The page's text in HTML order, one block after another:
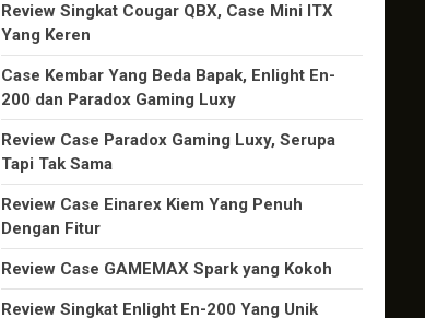
Review Singkat Cougar QBX, Case Mini ITX
Yang Keren
Case Kembar Yang Beda Bapak, Enlight En-
200 dan Paradox Gaming Luxy
Review Case Paradox Gaming Luxy, Serupa
Tapi Tak Sama
Review Case Einarex Kiem Yang Penuh
Dengan Fitur
Review Case GAMEMAX Spark yang Kokoh
Review Singkat Enlight En-200 Yang Unik